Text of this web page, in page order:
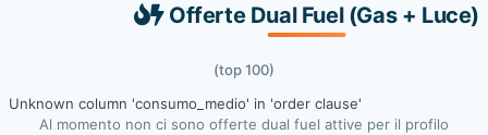
Offerte Dual Fuel (Gas + Luce)
(top 100)
Unknown column 'consumo_medio' in 'order clause'
Al momento non ci sono offerte dual fuel attive per il profilo